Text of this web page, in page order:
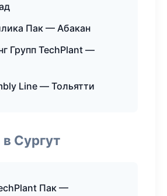
Пак — Абакан
Групп TechPlant —
Line — Тольятти
Сургут
Пак —